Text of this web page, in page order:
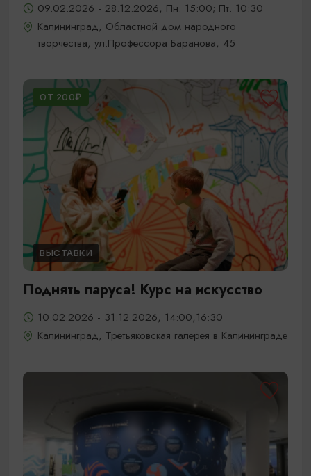
09.02.2026 - 28.12.2026, Пн. 15:00; Пт. 10:30
Калининград, Областной дом народного
творчества, ул.Профессора Баранова, 45
ОТ 200₽
ВЫСТАВКИ
Поднять паруса! Курс на искусство
10.02.2026 - 31.12.2026, 14:00,16:30
Калининград, Третьяковская галерея в Калининграде